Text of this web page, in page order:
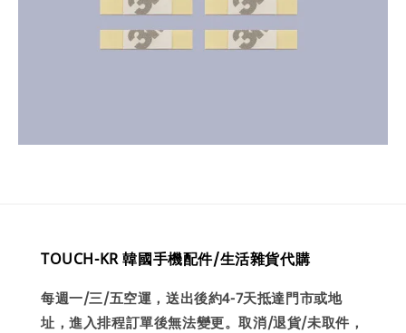
TOUCH-KR 韓國手機配件/生活雜貨代購
每週一/三/五空運，送出後約4-7天抵達門市或地
址，進入排程訂單後無法變更。取消/退貨/未取件，